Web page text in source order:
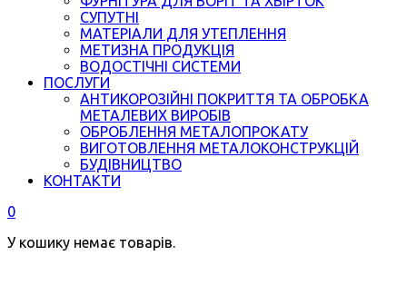
СУПУТНІ
МАТЕРІАЛИ ДЛЯ УТЕПЛЕННЯ
МЕТИЗНА ПРОДУКЦІЯ
ВОДОСТІЧНІ СИСТЕМИ
ПОСЛУГИ
АНТИКОРОЗІЙНІ ПОКРИТТЯ ТА ОБРОБКА
МЕТАЛЕВИХ ВИРОБІВ
ОБРОБЛЕННЯ МЕТАЛОПРОКАТУ
ВИГОТОВЛЕННЯ МЕТАЛОКОНСТРУКЦІЙ
БУДІВНИЦТВО
КОНТАКТИ
0
У кошику немає товарів.